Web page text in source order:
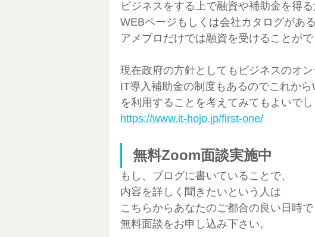
ビジネスをする上で融資や補助金を得る
WEBページもしくは会社カタログがあ
アメブロだけでは融資を受けることがで
現在政府の方針としてもビジネスのオ
IT導入補助金の制度もあるのでこれか
を利用することを考えてみてもよいでし
https://www.it-hojo.jp/first-one/
無料Zoom面談実施中
もし、ブログに書いていることで、
内容を詳しく聞きたいという人は
こちらからあなたのご都合の良い日時で
無料面談をお申し込み下さい。